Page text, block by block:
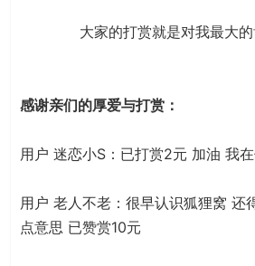
大家的打赏就是对我最大
感谢亲们的厚爱与打赏：
用户 迷恋小S：已打赏2元 加油 我
用户 老人不老：很早认识狐狸窝 还
点意思 已赞赏10元